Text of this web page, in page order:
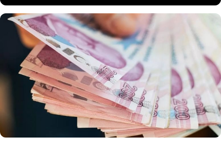
En düşük emekli maaşını 14 bin 469 liraya
çıkaran düzenleme Meclis'e sunuldu. Kanun
teklifinde ayrıca işverenlere bin liralık
asgari ücret desteği sağlanması da yer
alıyor.